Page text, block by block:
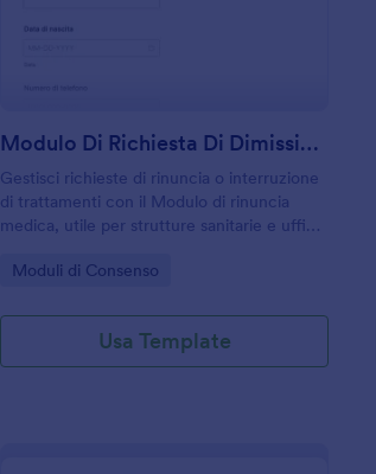
Modulo Di Richiesta Di Dimissione Medica
Gestisci richieste di rinuncia o interruzione
di trattamenti con il Modulo di rinuncia
medica, utile per strutture sanitarie e uffici
raccolta dati e l’archiviazione delle risposte.
Go to Category:
Moduli di Consenso
Usa Template